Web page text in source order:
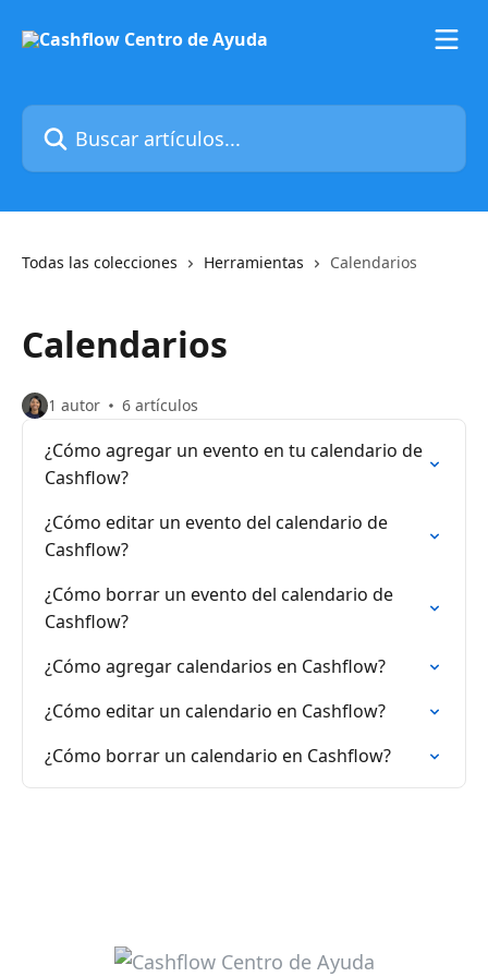
Buscar artículos...
Todas las colecciones Herramientas Calendarios
Calendarios
1 autor 6 artículos
¿Cómo agregar un evento en tu calendario de
Cashflow?
¿Cómo editar un evento del calendario de
Cashflow?
¿Cómo borrar un evento del calendario de
Cashflow?
¿Cómo agregar calendarios en Cashflow?
¿Cómo editar un calendario en Cashflow?
¿Cómo borrar un calendario en Cashflow?